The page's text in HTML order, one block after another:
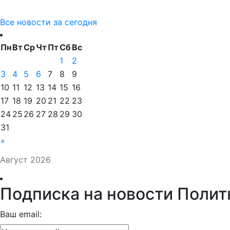
Все новости за сегодня
Август 2026
ПнВтСрЧтПтСбВс
«
1
2
3
4 5 6 7 8
9
10 11 12 13 14 15 16
17 18 19 20 21 22 23
24 25 26 27 28 29 30
31
Подписка на новости
Ваш email: